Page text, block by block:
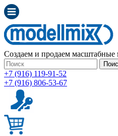
Создаем и продаем масштабные
+7 (916) 119-91-52
+7 (916) 806-53-67